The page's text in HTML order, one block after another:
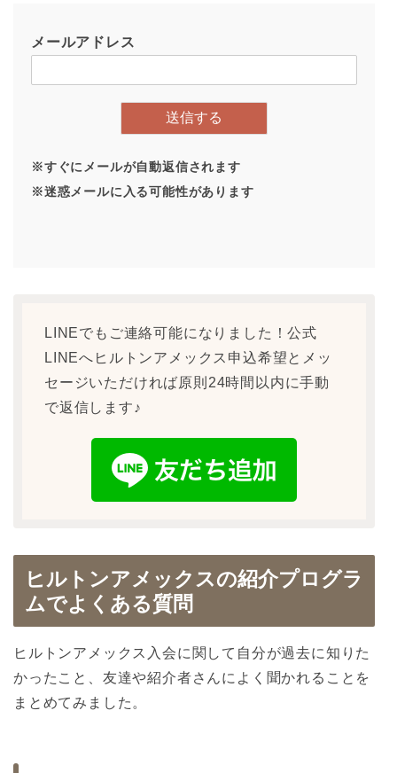
メールアドレス
※すぐにメールが自動返信されます
※迷惑メールに入る可能性があります
LINEでもご連絡可能になりました！公式
LINEへヒルトンアメックス申込希望とメッ
セージいただければ原則24時間以内に手動
で返信します♪
ヒルトンアメックスの紹介プログラ
ムでよくある質問
ヒルトンアメックス入会に関して自分が過去に知りた
かったこと、友達や紹介者さんによく聞かれることを
まとめてみました。